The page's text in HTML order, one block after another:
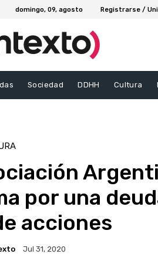
domingo, 09, agosto Registrarse /
Sociedad DDHH Cultura
por una
acciones
Jul 31, 2020